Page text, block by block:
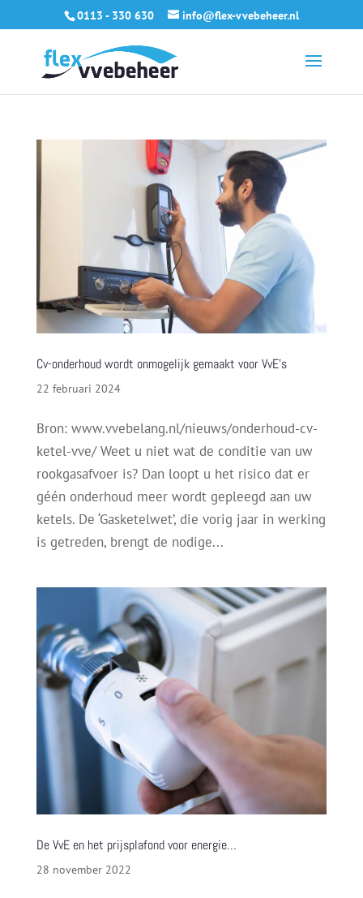
0113 - 330 630 info@flex-vvebeheer.nl
Cv-onderhoud wordt onmogelijk gemaakt voor VvE’s
22 februari 2024
Bron: www.vvebelang.nl/nieuws/onderhoud-cv-
ketel-vve/ Weet u niet wat de conditie van uw
rookgasafvoer is? Dan loopt u het risico dat er
géén onderhoud meer wordt gepleegd aan uw
ketels. De ‘Gasketelwet’, die vorig jaar in werking
is getreden, brengt de nodige...
De VvE en het prijsplafond voor energie…
28 november 2022